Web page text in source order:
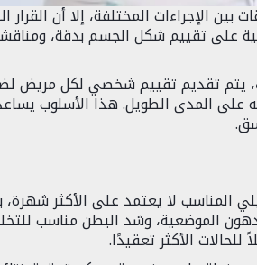
بين الإجراءات المختلفة، إلا أن
على تقييم شكل الجسم بدقة، ومناقشة
، يتم تقديم تقييم شخصي لكل مريض
على المدى الطويل. هذا الأسلوب
المناسب لا يعتمد على الأكثر
الموضعية، وشد البطن مناسب
الأكثر تعقيدًا.